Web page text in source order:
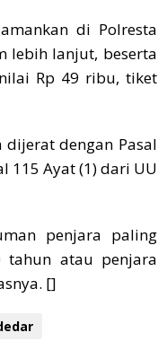
di Polresta
lebih lanjut, beserta
Rp 49 ribu, tiket
dijerat dengan Pasal
115 Ayat (1) dari UU
penjara paling
atau penjara
[]